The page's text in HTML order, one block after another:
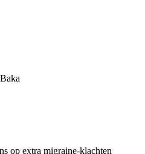
op extra migraine-klachten